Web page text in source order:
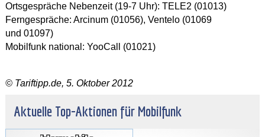
Ortsgespräche Nebenzeit (19-7 Uhr): TELE2 (01013)
Ferngespräche: Arcinum (01056), Ventelo (01069
und 01097)
Mobilfunk national: YooCall (01021)
© Tariftipp.de, 5. Oktober 2012
Aktuelle Top-Aktionen für Mobilfunk